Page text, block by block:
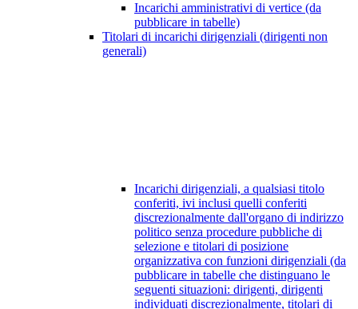
Incarichi amministrativi di vertice (da
pubblicare in tabelle)
Titolari di incarichi dirigenziali (dirigenti non
generali)
Incarichi dirigenziali, a qualsiasi titolo
conferiti, ivi inclusi quelli conferiti
discrezionalmente dall'organo di indirizzo
politico senza procedure pubbliche di
selezione e titolari di posizione
organizzativa con funzioni dirigenziali (da
pubblicare in tabelle che distinguano le
seguenti situazioni: dirigenti, dirigenti
individuati discrezionalmente, titolari di